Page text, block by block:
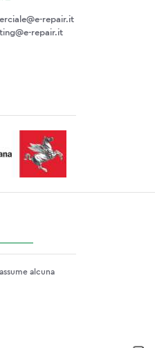
repair.it
repair.it
alcuna